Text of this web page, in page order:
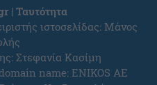
| Ταυτότητα
ιστοσελίδας: Μάνος
Στεφανία Κασίμη
name: ENIKOS AE